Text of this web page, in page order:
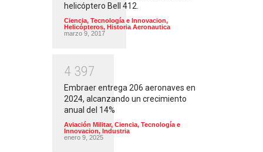
helicóptero Bell 412.
Ciencia, Tecnología e Innovacion,
Helicópteros, Historia Aeronautica
marzo 9, 2017
4 397
Embraer entrega 206 aeronaves en
2024, alcanzando un crecimiento
anual del 14%
Aviación Militar, Ciencia, Tecnología e
Innovacion, Industria
enero 9, 2025